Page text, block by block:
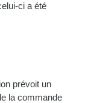
ci a été
prévoit un
la commande